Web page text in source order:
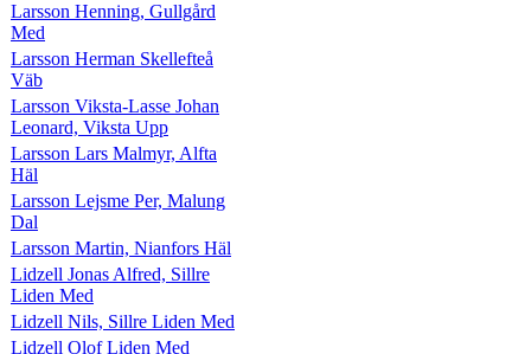
Larsson Henning, Gullgård
Med
Larsson Herman Skellefteå
Väb
Larsson Viksta-Lasse Johan
Leonard, Viksta Upp
Larsson Lars Malmyr, Alfta
Häl
Larsson Lejsme Per, Malung
Dal
Larsson Martin, Nianfors Häl
Lidzell Jonas Alfred, Sillre
Liden Med
Lidzell Nils, Sillre Liden Med
Lidzell Olof Liden Med